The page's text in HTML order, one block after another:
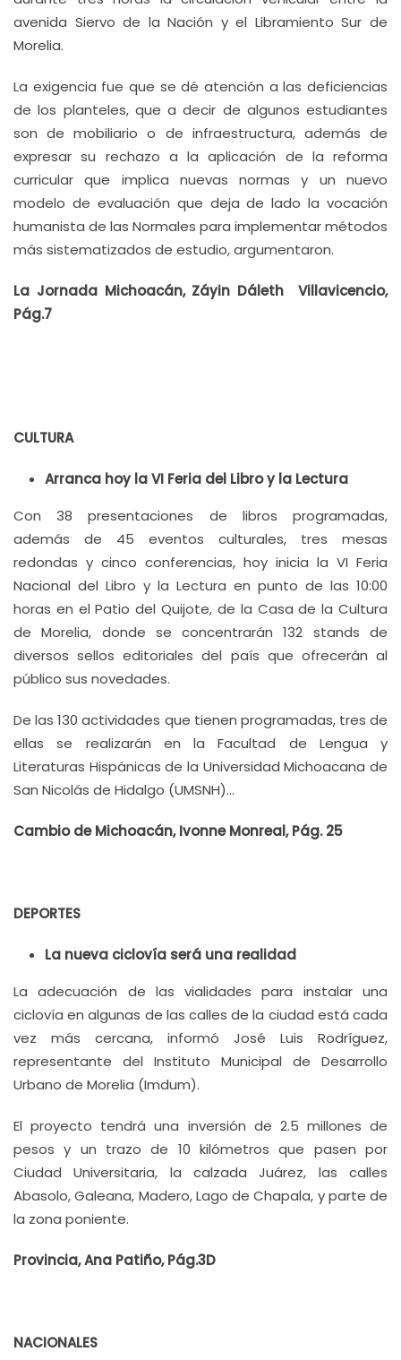
avenida Siervo de la Nación y el Libramiento Sur de
Morelia.
La exigencia fue que se dé atención a las deficiencias
de los planteles, que a decir de algunos estudiantes
son de mobiliario o de infraestructura, además de
expresar su rechazo a la aplicación de la reforma
curricular que implica nuevas normas y un nuevo
modelo de evaluación que deja de lado la vocación
humanista de las Normales para implementar métodos
más sistematizados de estudio, argumentaron.
La Jornada Michoacán, Záyin Dáleth Villavicencio,
Pág.7
CULTURA
Arranca hoy la VI Feria del Libro y la Lectura
Con 38 presentaciones de libros programadas,
además de 45 eventos culturales, tres mesas
redondas y cinco conferencias, hoy inicia la VI Feria
Nacional del Libro y la Lectura en punto de las 10:00
horas en el Patio del Quijote, de la Casa de la Cultura
de Morelia, donde se concentrarán 132 stands de
diversos sellos editoriales del país que ofrecerán al
público sus novedades.
De las 130 actividades que tienen programadas, tres de
ellas se realizarán en la Facultad de Lengua y
Literaturas Hispánicas de la Universidad Michoacana de
San Nicolás de Hidalgo (UMSNH)…
Cambio de Michoacán, Ivonne Monreal, Pág. 25
DEPORTES
La nueva ciclovía será una realidad
La adecuación de las vialidades para instalar una
ciclovía en algunas de las calles de la ciudad está cada
vez más cercana, informó José Luis Rodríguez,
representante del Instituto Municipal de Desarrollo
Urbano de Morelia (Imdum).
El proyecto tendrá una inversión de 2.5 millones de
pesos y un trazo de 10 kilómetros que pasen por
Ciudad Universitaria, la calzada Juárez, las calles
Abasolo, Galeana, Madero, Lago de Chapala, y parte de
la zona poniente.
Provincia, Ana Patiño, Pág.3D
NACIONALES